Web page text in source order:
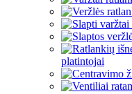
platintojai